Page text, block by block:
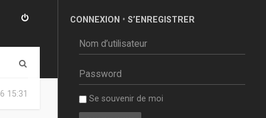
15:31
CONNEXION • S’ENREGISTRER
Se souvenir de moi